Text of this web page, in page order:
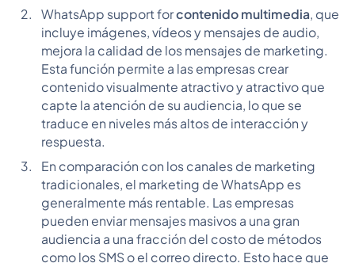
WhatsApp support forcontenido multimedia, que
incluye imágenes, vídeos y mensajes de audio,
mejora la calidad de los mensajes de marketing.
Esta función permite a las empresas crear
contenido visualmente atractivo y atractivo que
capte la atención de su audiencia, lo que se
traduce en niveles más altos de interacción y
respuesta.
En comparación con los canales de marketing
tradicionales, el marketing de WhatsApp es
generalmente más rentable. Las empresas
pueden enviar mensajes masivos a una gran
audiencia a una fracción del costo de métodos
como los SMS o el correo directo. Esto hace que